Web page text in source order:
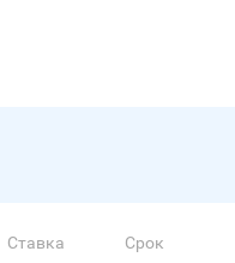
Ставка Срок